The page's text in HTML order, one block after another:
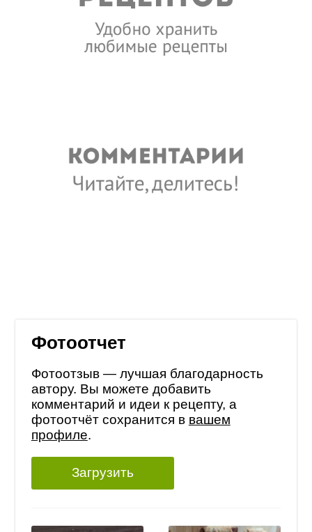
Фотоотчет
Фотоотзыв — лучшая благодарность
автору. Вы можете добавить
комментарий и идеи к рецепту, а
фотоотчёт сохранится в вашем
профиле.
Загрузить